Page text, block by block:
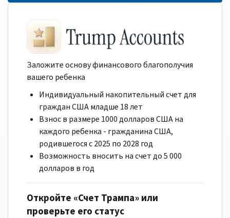
Заложите основу финансового благополучия
вашего ребенка
Индивидуальный накопительный счет для
граждан США младше 18 лет
Взнос в размере 1000 долларов США на
каждого ребенка - гражданина США,
родившегося с 2025 по 2028 год
Возможность вносить на счет до 5 000
долларов в год
Откройте «Счет Трампа» или
проверьте его статус